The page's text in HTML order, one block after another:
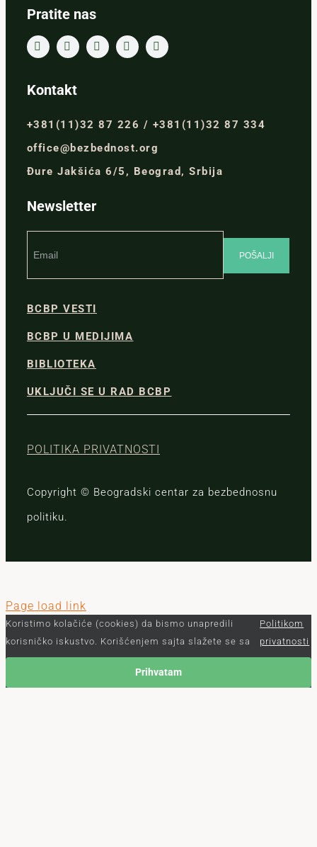
Pratite nas
Kontakt
+381(11)32 87 226 / +381(11)32 87 334
office@bezbednost.org
Đure Jakšića 6/5, Beograd, Srbija
Newsletter
BCBP VESTI
BCBP U MEDIJIMA
BIBLIOTEKA
UKLJUČI SE U RAD BCBP
POLITIKA PRIVATNOSTI
Copyright © Beogradski centar za bezbednosnu
politiku.
Page load link
Koristimo kolačiće (cookies) da bismo unapredili
korisničko iskustvo. Korišćenjem sajta slažete se sa
Politikom
privatnosti
Prihvatam